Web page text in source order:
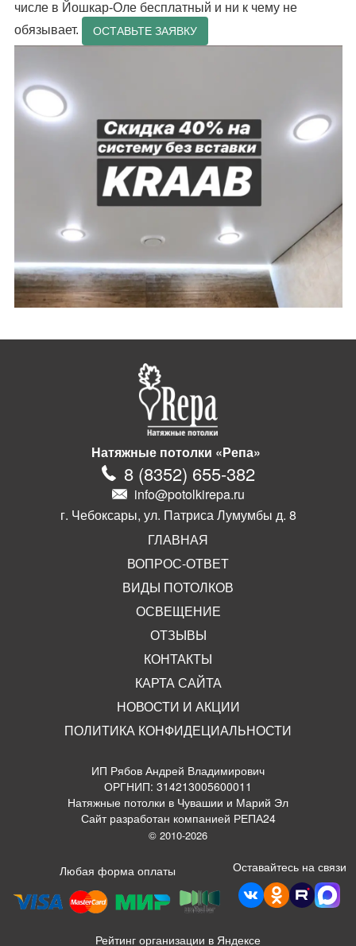
числе в Йошкар-Оле бесплатный и ни к чему не
обязывает.
ОСТАВЬТЕ ЗАЯВКУ
Натяжные потолки «Репа»
8 (8352) 655-382
info@potolkirepa.ru
г. Чебоксары, ул. Патриса Лумумбы д. 8
ГЛАВНАЯ
ВОПРОС-ОТВЕТ
ВИДЫ ПОТОЛКОВ
ОСВЕЩЕНИЕ
ОТЗЫВЫ
КОНТАКТЫ
КАРТА САЙТА
НОВОСТИ И АКЦИИ
ПОЛИТИКА КОНФИДЕЦИАЛЬНОСТИ
ИП Рябов Андрей Владимирович
ОРГНИП: 314213005600011
Натяжные потолки в Чувашии и Марий Эл
Сайт разработан компанией РЕПА24
© 2010-2026
Любая форма оплаты Оставайтесь на связи
Рейтинг организации в Яндексе